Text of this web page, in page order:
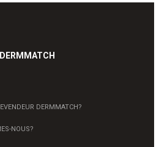
DERMMATCH?
NOUS?